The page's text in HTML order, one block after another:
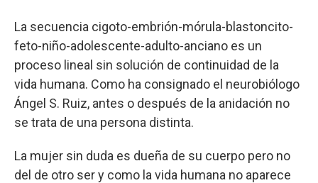
La secuencia cigoto-embrión-mórula-blastoncito-
feto-niño-adolescente-adulto-anciano es un
proceso lineal sin solución de continuidad de la
vida humana. Como ha consignado el neurobiólogo
Ángel S. Ruiz, antes o después de la anidación no
se trata de una persona distinta.
La mujer sin duda es dueña de su cuerpo pero no
del de otro ser y como la vida humana no aparece